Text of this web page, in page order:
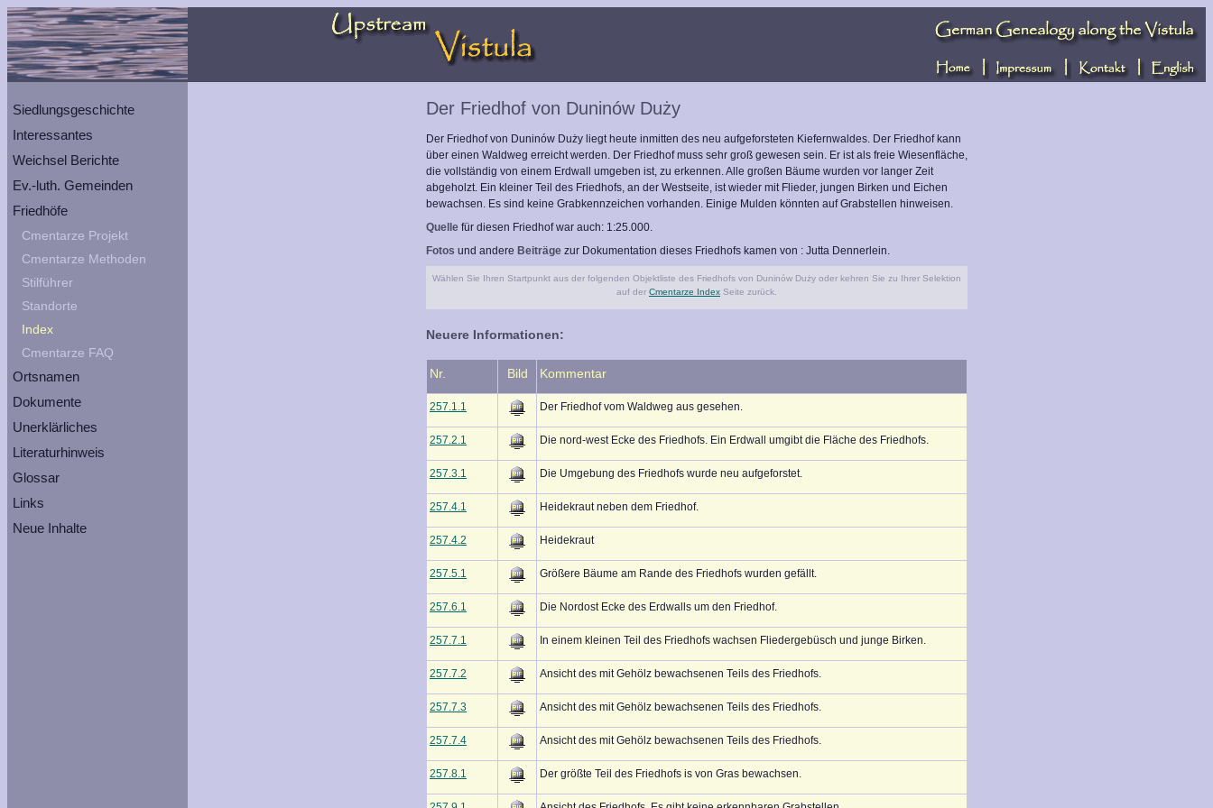
Siedlungsgeschichte
Interessantes
Weichsel Berichte
Ev.-luth. Gemeinden
Friedhöfe
Cmentarze Projekt
Cmentarze Methoden
Stilführer
Standorte
Index
Cmentarze FAQ
Ortsnamen
Dokumente
Unerklärliches
Literaturhinweis
Glossar
Links
Neue Inhalte
Der Friedhof von Duninów Duży
Der Friedhof von Duninów Duży liegt heute inmitten des neu aufgeforsteten Kiefernwaldes. Der Friedhof kann
über einen Waldweg erreicht werden. Der Friedhof muss sehr groß gewesen sein. Er ist als freie Wiesenfläche,
die vollständig von einem Erdwall umgeben ist, zu erkennen. Alle großen Bäume wurden vor langer Zeit
abgeholzt. Ein kleiner Teil des Friedhofs, an der Westseite, ist wieder mit Flieder, jungen Birken und Eichen
bewachsen. Es sind keine Grabkennzeichen vorhanden. Einige Mulden könnten auf Grabstellen hinweisen.
Quelle für diesen Friedhof war auch: 1:25.000.
Fotos und andere Beiträge zur Dokumentation dieses Friedhofs kamen von : Jutta Dennerlein.
Wählen Sie Ihren Startpunkt aus der folgenden Objektliste des Friedhofs von Duninów Duży oder kehren Sie zu Ihrer Selektion
auf der Cmentarze Index Seite zurück.
Neuere Informationen:
Nr. Bild Kommentar
257.1.1 Der Friedhof vom Waldweg aus gesehen.
257.2.1 Die nord-west Ecke des Friedhofs. Ein Erdwall umgibt die Fläche des Friedhofs.
257.3.1 Die Umgebung des Friedhofs wurde neu aufgeforstet.
257.4.1 Heidekraut neben dem Friedhof.
257.4.2 Heidekraut
257.5.1 Größere Bäume am Rande des Friedhofs wurden gefällt.
257.6.1 Die Nordost Ecke des Erdwalls um den Friedhof.
257.7.1 In einem kleinen Teil des Friedhofs wachsen Fliedergebüsch und junge Birken.
257.7.2 Ansicht des mit Gehölz bewachsenen Teils des Friedhofs.
257.7.3 Ansicht des mit Gehölz bewachsenen Teils des Friedhofs.
257.7.4 Ansicht des mit Gehölz bewachsenen Teils des Friedhofs.
257.8.1 Der größte Teil des Friedhofs is von Gras bewachsen.